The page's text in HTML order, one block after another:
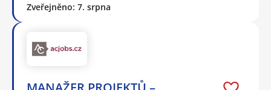
Zveřejněno: 7. srpna